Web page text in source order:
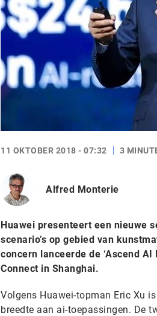
11 OKTOBER 2018 - 07:32 3
Alfred Monterie
Huawei presenteert een nieuwe
scenario’s op gebied van
concern lanceerde de ‘Ascend
Connect in Shanghai.
Volgens Huawei-topman Eric Xu
breedte aan ai-toepassingen. De